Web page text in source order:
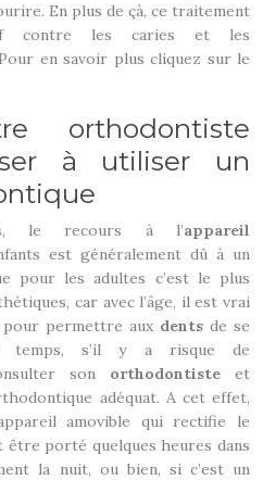
En plus de çà, ce traitement
contre les caries et les
en savoir plus cliquez sur le
orthodontiste
à utiliser un
le recours à l’appareil
est généralement dû à un
pour les adultes c’est le plus
car avec l’âge, il est vrai
permettre aux dents de se
temps, s’il y a risque de
son orthodontisteet
adéquat. A cet effet,
amovible qui rectifie le
être porté quelques heures dans
la nuit, ou bien, si c’est un